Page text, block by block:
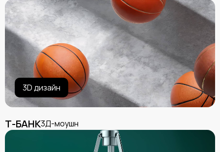
3D дизайн
Т-БАНК3Д-моушн